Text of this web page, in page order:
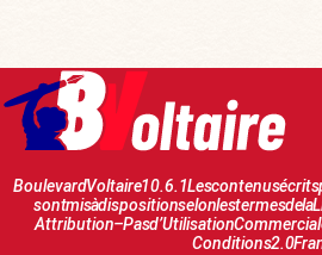
Boulevard Voltaire 10.6.1 Les contenus
sont mis à disposition selon les termes de
Attribution – Pas d’Utilisation
Conditions 2.0